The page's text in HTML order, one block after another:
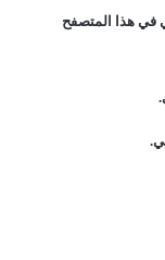
في هذا المتصفح